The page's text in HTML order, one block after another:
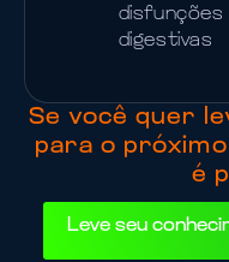
disfunções
digestivas
Se você quer
para o
é
Leve seu